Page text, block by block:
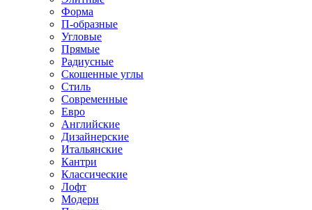
Форма
П-образные
Угловые
Прямые
Радиусные
Скошенные углы
Стиль
Современные
Евро
Английские
Дизайнерские
Итальянские
Кантри
Классические
Лофт
Модерн